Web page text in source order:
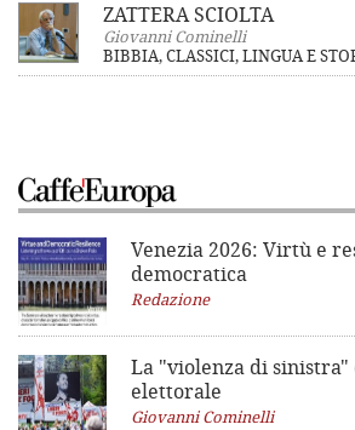
ZATTERA SCIOLTA
Giovanni Cominelli
BIBBIA, CLASSICI, LINGUA E
Venezia 2026: Virtù e
democratica
Redazione
La "violenza di sinistra"
elettorale
Giovanni Cominelli